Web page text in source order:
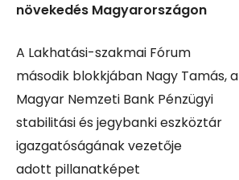
növekedés Magyarországon
A Lakhatási-szakmai Fórum
második blokkjában Nagy Tamás, a
Magyar Nemzeti Bank Pénzügyi
stabilitási és jegybanki eszköztár
igazgatóságának vezetője
adott pillanatképet